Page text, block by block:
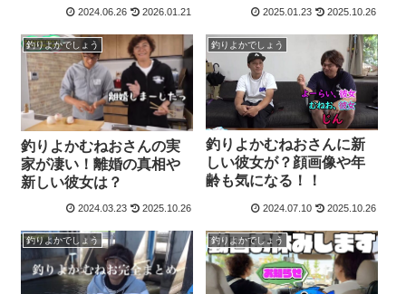
2024.06.26 2026.01.21 2025.01.23 2025.10.26
釣りよかでしょう
釣りよかむねおさんの実
家が凄い！離婚の真相や
新しい彼女は？
2024.03.23 2025.10.26
釣りよかでしょう
釣りよかむねおさんに新
しい彼女が？顔画像や年
齢も気になる！！
2024.07.10 2025.10.26
釣りよかでしょう 釣りよかでしょう